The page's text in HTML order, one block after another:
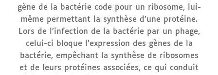
gène de la bactérie code pour un ribosome, lui-
même permettant la synthèse d’une protéine.
Lors de l’infection de la bactérie par un phage,
celui-ci bloque l’expression des gènes de la
bactérie, empêchant la synthèse de ribosomes
et de leurs protéines associées, ce qui conduit